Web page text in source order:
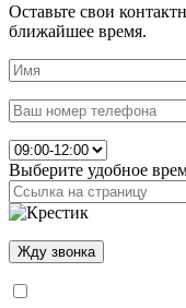
Оставьте свои
ближайшее время.
Выберите удобное